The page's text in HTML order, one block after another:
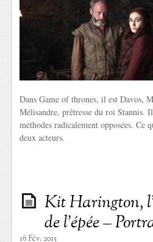
Dans Game of thrones, il est Davos,
Mélisandre, prêtresse du roi Stannis.
méthodes radicalement opposées. Ce
deux acteurs.
Kit Harington,
de l’épée –
16 Fév. 2015